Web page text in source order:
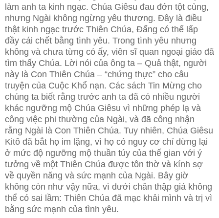
làm anh ta kinh ngạc. Chúa Giêsu đau đớn tột cùng,
nhưng Ngài không ngừng yêu thương. Đây là điều
thật kinh ngạc trước Thiên Chúa, Đấng có thể lấp
đầy cái chết bằng tình yêu. Trong tình yêu nhưng
không và chưa từng có ấy, viên sĩ quan ngoại giáo đã
tìm thấy Chúa. Lời nói của ông ta – Quả thật, người
này là Con Thiên Chúa – “chứng thực” cho câu
truyện của Cuộc Khổ nạn. Các sách Tin Mừng cho
chúng ta biết rằng trước anh ta đã có nhiều người
khác ngưỡng mộ Chúa Giêsu vì những phép lạ và
công việc phi thường của Ngài, và đã công nhận
rằng Ngài là Con Thiên Chúa. Tuy nhiên, Chúa Giêsu
Kitô đã bắt họ im lặng, vì họ có nguy cơ chỉ dừng lại
ở mức độ ngưỡng mộ thuần túy của thế gian với ý
tưởng về một Thiên Chúa được tôn thờ và kính sợ
về quyền năng và sức mạnh của Ngài. Bây giờ
không còn như vậy nữa, vì dưới chân thập giá không
thể có sai lầm: Thiên Chúa đã mạc khải mình và trị vì
bằng sức mạnh của tình yêu.